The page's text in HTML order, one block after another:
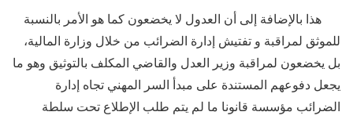
هذا بالإضافة إلى أن العدول لا يخضعون كما هو الأمر بالنسبة
للموثق لمراقبة و تفتيش إدارة الضرائب من خلال وزارة المالية،
بل يخضعون لمراقبة وزير العدل والقاضي المكلف بالتوثيق وهو ما
يجعل دفوعهم المستندة على مبدأ السر المهني تجاه إدارة
الضرائب مؤسسة قانونا ما لم يتم طلب الإطلاع تحت سلطة